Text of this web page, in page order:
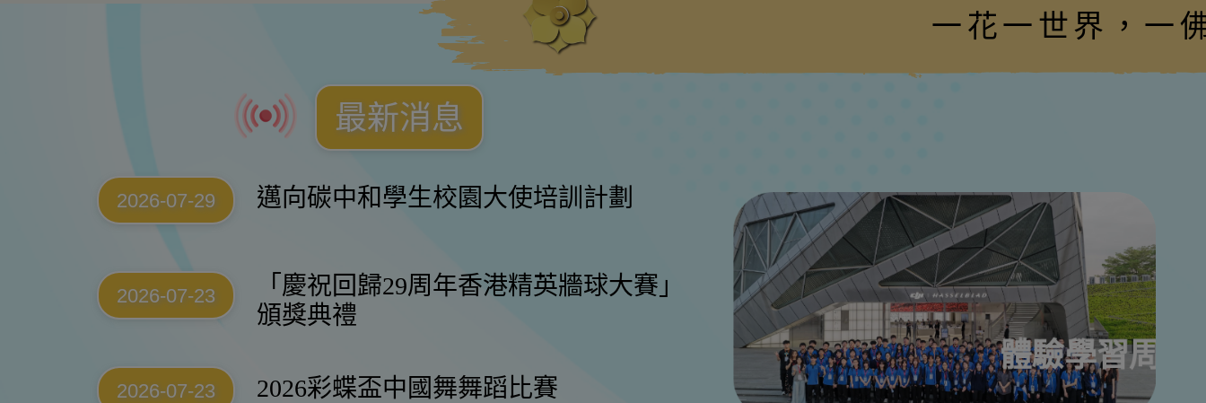
一花一世界，一佛一如
最新消息
2026-07-29 邁向碳中和學生校園大使培訓計劃
2026-07-23
「慶祝回歸29周年香港精英牆球大賽」
頒獎典禮
2026-07-23 2026彩蝶盃中國舞舞蹈比賽
體驗學習周